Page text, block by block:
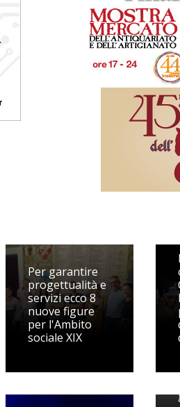
Per garantire
progettualità e
servizi ecco 8
nuove figure
per l'Ambito
sociale XIX